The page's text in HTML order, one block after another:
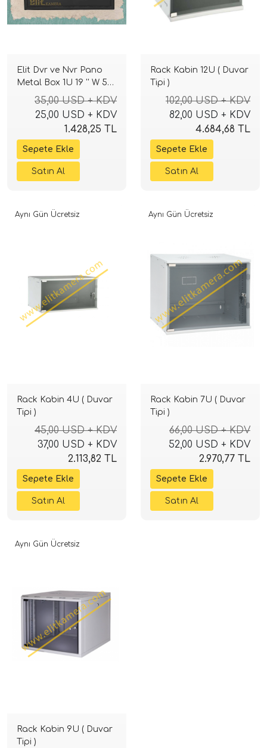
Elit Dvr ve Nvr Pano
Metal Box 1U 19 '' W 50
H 40 D Rack Kabinet
Dvr ve Adaptör
Koruma Kutusu
35,00 USD + KDV
25,00 USD + KDV
1.428,25 TL
Rack Kabin 12U ( Duvar
Tipi )
102,00 USD + KDV
82,00 USD + KDV
4.684,68 TL
Rack Kabin 4U ( Duvar
Tipi )
45,00 USD + KDV
37,00 USD + KDV
2.113,82 TL
Aynı Gün Ücretsiz
Rack Kabin 7U ( Duvar
Tipi )
66,00 USD + KDV
52,00 USD + KDV
2.970,77 TL
Aynı Gün Ücretsiz
Rack Kabin 9U ( Duvar
Tipi )
Aynı Gün Ücretsiz